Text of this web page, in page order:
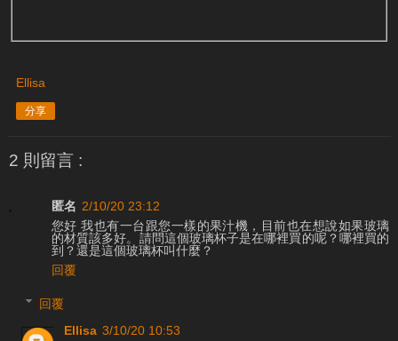
Ellisa
分享
2 則留言 :
匿名 2/10/20 23:12
您好 我也有一台跟您一樣的果汁機，目前也在想說如果玻璃
的材質該多好。請問這個玻璃杯子是在哪裡買的呢？哪裡買的
到？還是這個玻璃杯叫什麼？
回覆
回覆
Ellisa 3/10/20 10:53